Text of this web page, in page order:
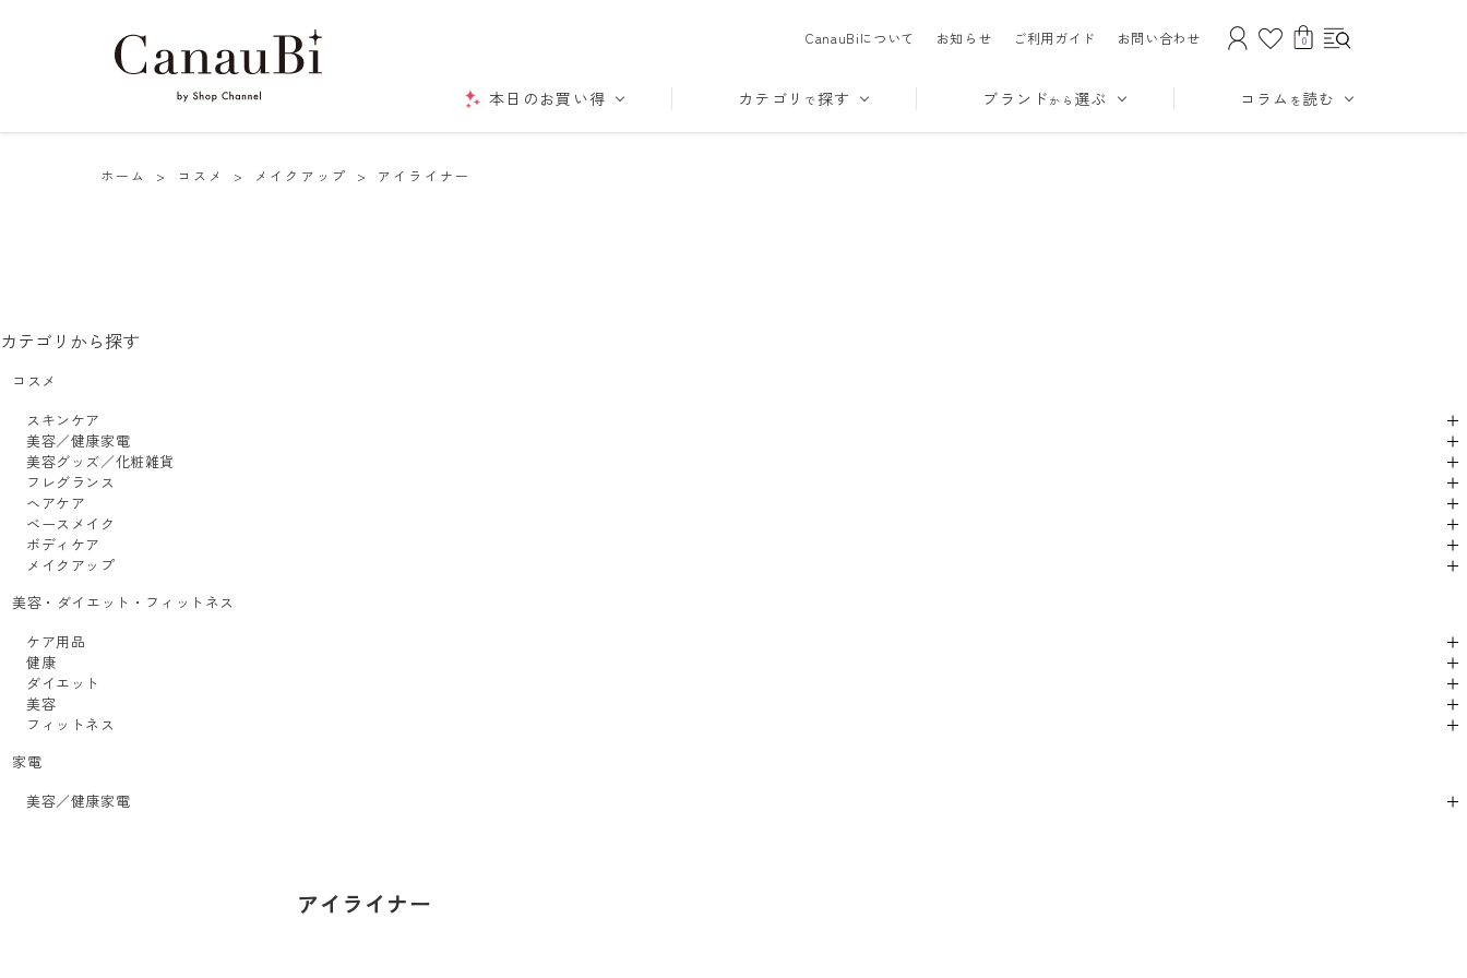
CanauBiについて お知らせ ご利用ガイド お問い合わせ 0
本日のお買い得 カテゴリ で探す ブランド から 選ぶ コラム を読む
ホーム > コスメ > メイクアップ > アイライナー
カテゴリから探す
コスメ
スキンケア
美容／健康家電
美容グッズ／化粧雑貨
フレグランス
ヘアケア
ベースメイク
ボディケア
メイクアップ
美容・ダイエット・フィットネス
ケア用品
健康
ダイエット
美容
フィットネス
家電
美容／健康家電
アイライナー